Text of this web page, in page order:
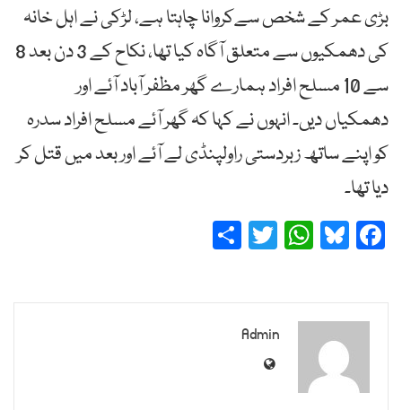
بڑی عمر کے شخص سےکروانا چاہتا ہے، لڑکی نے اہل خانہ
کی دھمکیوں سے متعلق آگاہ کیا تھا، نکاح کے 3 دن بعد 8
سے 10 مسلح افراد ہمارے گھر مظفر آباد آئے اور
دھمکیاں دیں۔ انہوں نے کہا کہ گھر آئے مسلح افراد سدرہ
کو اپنے ساتھ زبردستی راولپنڈی لے آئے اور بعد میں قتل کر
دیا تھا۔
Facebook
Bluesky
WhatsApp
Twitter
Admin